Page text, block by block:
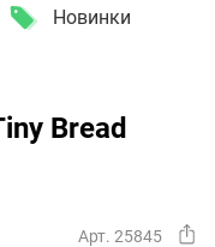
Новинки
Bread
Арт. 25845